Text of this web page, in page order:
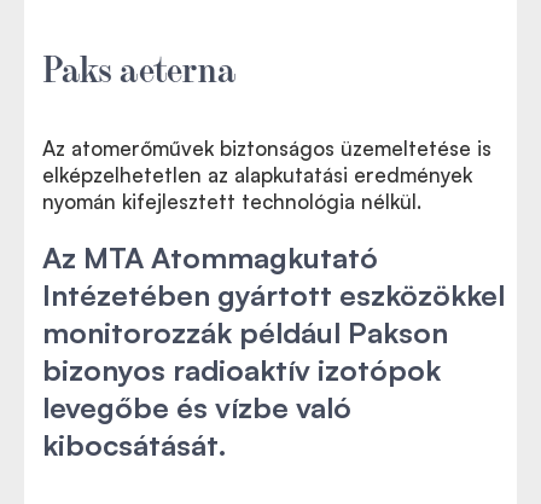
Paks aeterna
Az atomerőművek biztonságos üzemeltetése is
elképzelhetetlen az alapkutatási eredmények
nyomán kifejlesztett technológia nélkül.
Az MTA Atommagkutató
Intézetében gyártott eszközökkel
monitorozzák például Pakson
bizonyos radioaktív izotópok
levegőbe és vízbe való
kibocsátását.